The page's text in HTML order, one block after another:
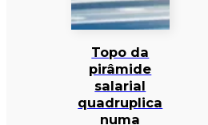
Topo da
pirâmide
salarial
quadruplica
numa